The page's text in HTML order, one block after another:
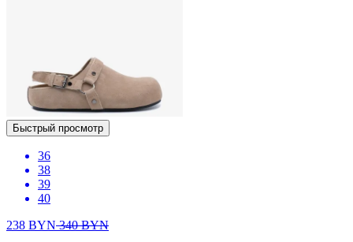
Быстрый просмотр
36
38
39
40
238 BYN340BYN